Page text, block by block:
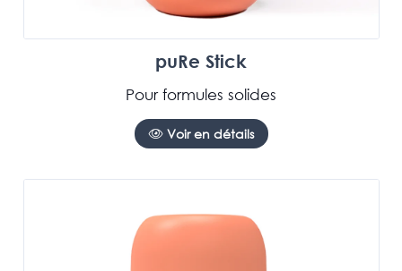
puRe Stick
Pour formules solides
Voir en détails